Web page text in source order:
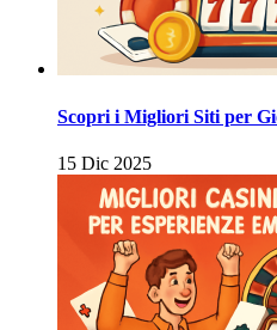
Scopri i Migliori Siti per
15 Dic 2025